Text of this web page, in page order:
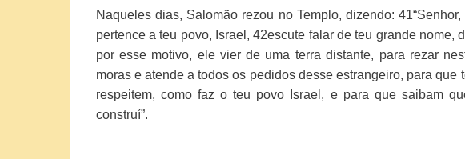
Naqueles dias, Salomão rezou no Templo, dizendo:41
pertence a teu povo, Israel,42escute falar de teu grande nome,
por esse motivo, ele vier de uma terra distante, para rezar
moras e atende a todos os pedidos desse estrangeiro, para
respeitem, como faz o teu povo Israel, e para que saibam
construí”.